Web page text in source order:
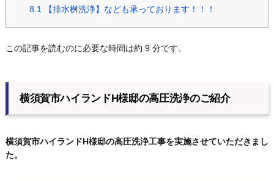
8.1
【排水桝洗浄】なども承っております！！！
この記事を読むのに必要な時間は約 9 分です。
横須賀市ハイランドH様邸の高圧洗浄のご紹介
横須賀市ハイランドH様邸の高圧洗浄工事を実施させていただきまし
た。